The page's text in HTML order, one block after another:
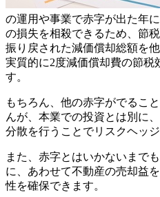
の運用や事業で赤字が出た年
の損失を相殺できるため、節
振り戻された減価償却総額を
実質的に2度減価償却費の節税
す。
もちろん、他の赤字がでるこ
んが、本業での投資とは別に
分散を行うことでリスクヘッ
また、赤字とはいかないまで
に、あわせて不動産の売却益
性を確保できます。